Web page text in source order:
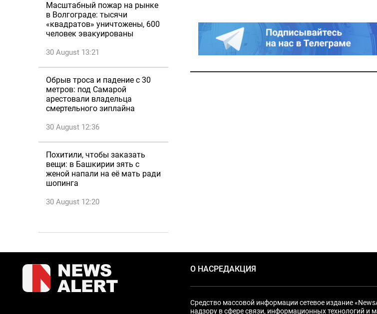
Масштабный пожар на рынке
в Волгограде: тысячи
«квадратов» уничтожены, 600
человек эвакуированы
30 August 13:21
Обрыв троса и падение с 30
метров: под Самарой
арестовали владельца
смертельного зиплайна
30 August 12:36
Похитили, чтобы заказать
вещи: в Башкирии зять с
женой напали на её мать ради
шопинга
30 August 12:20
О НАСРЕДАКЦИЯ
Средство массовой информации сетевое издание
надзору в сфере связи, информационных технологий